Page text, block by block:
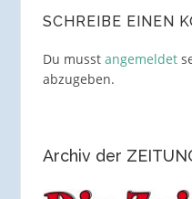
SCHREIBE EINEN
Du musst angemeldet
abzugeben.
Archiv der